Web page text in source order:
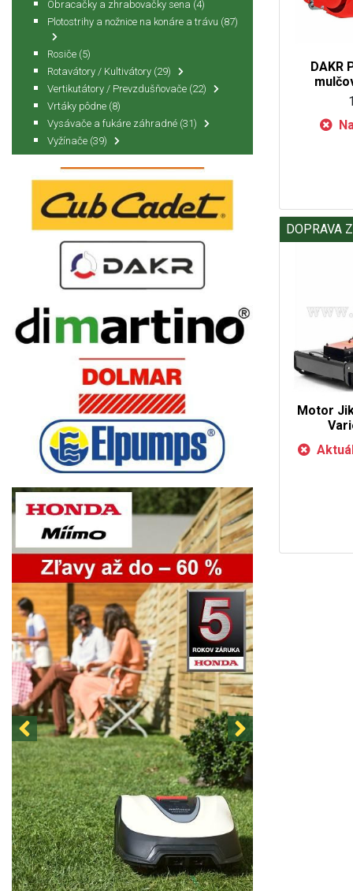
DAKR
DOPRAVA
Motor
Obracačky a zhrabovačky sena (4)
Plotostrihy a nožnice na konáre a trávu (87)
Rosiče (5)
Rotavátory / Kultivátory (29)
Vertikutátory / Prevzdušňovače (22)
Vrtáky pôdne (8)
Vysávače a fukáre záhradné (31)
Vyžínače (39)